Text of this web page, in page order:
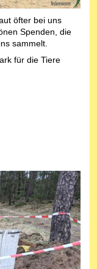
öfter bei uns
Spenden, die
sammelt.
für die Tiere